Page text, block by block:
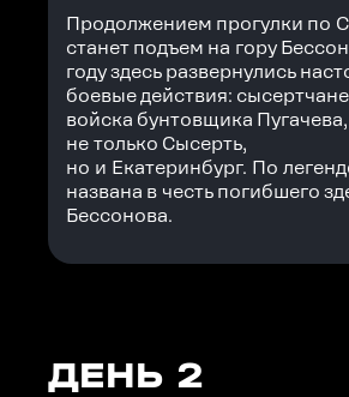
Продолжением прогулки по
станет подъем на гору
году здесь развернулись
боевые действия:
войска бунтовщика
не только Сысерть,
но и Екатеринбург. По
названа в честь погибшего
Бессонова.
ДЕНЬ 2